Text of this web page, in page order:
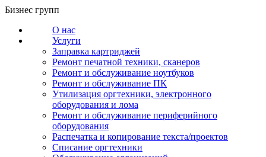
Перейти
содержанию
Бизнес групп
О нас
Услуги
Заправка картриджей
Ремонт печатной техники, сканеров
Ремонт и обслуживание ноутбуков
Ремонт и обслуживание ПК
Утилизация оргтехники, электронного
оборудования и лома
Ремонт и обслуживание периферийного
оборудования
Распечатка и копирование текста/проектов
Списание оргтехники